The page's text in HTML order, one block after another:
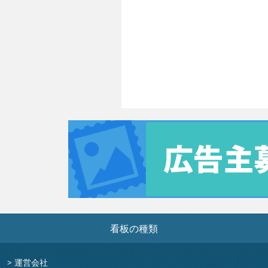
看板の種類
> 運営会社